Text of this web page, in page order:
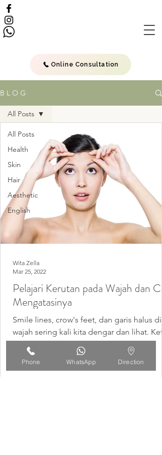
Online Consultation
B L O G
All Posts
Health
Skin
Hair
Aesthetic
English
All Posts
Pelajari Kerutan pada Wajah dan
Mengatasinya
Smile lines, crow's feet, dan garis halus di
wajah sering kali kita dengar dan lihat.
garis-garis ini muncul, saat itulah kita...
Wita Zella
Mar 25, 2022
Phone WhatsApp Direction